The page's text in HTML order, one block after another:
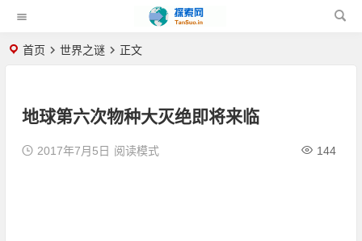
首页 世界之谜 正文
地球第六次物种大灭绝即将来临
2017年7月5日 144
阅读模式